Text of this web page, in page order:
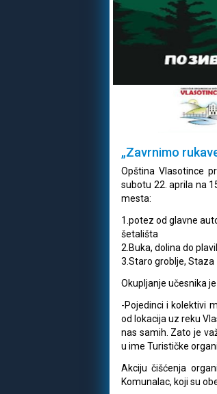
„Zavrnimo
Opština Vlasotince
subotu 22. aprila na
mesta:
1.potez od glavne
šetališta
2.Buka, dolina do
3.Staro groblje, Staza
Okupljanje učesnika
-Pojedinci i kolektivi
od lokacija uz reku
nas samih. Zato je
u ime Turističke
Akciju čišćenja
Komunalac, koji su